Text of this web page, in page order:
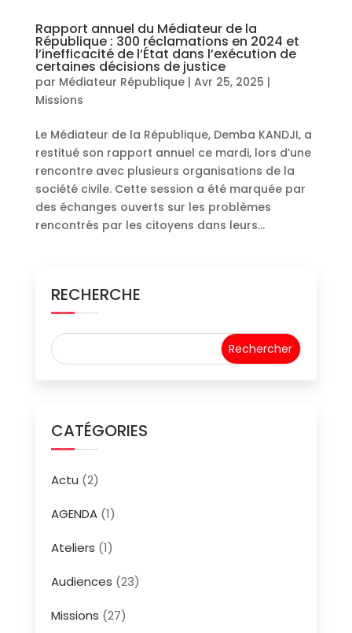
Rapport annuel du Médiateur de la
République : 300 réclamations en 2024 et
l’inefficacité de l’État dans l’exécution de
certaines décisions de justice
par Médiateur République| Avr 25, 2025 |
Missions
Le Médiateur de la République, Demba KANDJI, a
restitué son rapport annuel ce mardi, lors d’une
rencontre avec plusieurs organisations de la
société civile. Cette session a été marquée par
des échanges ouverts sur les problèmes
rencontrés par les citoyens dans leurs...
RECHERCHE
CATÉGORIES
Actu (2)
AGENDA(1)
Ateliers (1)
Audiences (23)
Missions (27)